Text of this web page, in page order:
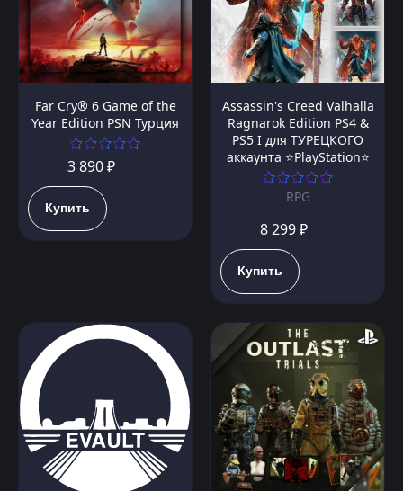
Far Cry® 6 Game of the
Year Edition PSN Турция
3 890 ₽
Купить
Assassin's Creed Valhalla
Ragnarok Edition PS4 &
PS5 I для ТУРЕЦКОГО
аккаунта ⭐PlayStation⭐
RPG
8 299 ₽
Купить